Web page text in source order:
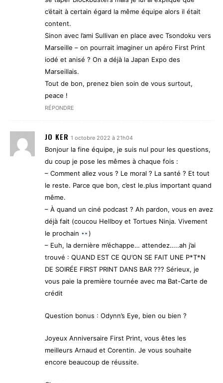
c’était à certain égard la même équipe alors il était
content.
Sinon avec l’ami Sullivan en place avec Tsondoku vers
Marseille – on pourrait imaginer un apéro First Print
iodé et anisé ? On a déjà la Japan Expo des
Marseillais.
Tout de bon, prenez bien soin de vous surtout,
peace !
RÉPONDRE
JO KER 1 octobre 2022 à 21h04
Bonjour la fine équipe, je suis nul pour les questions,
du coup je pose les mêmes à chaque fois :
– Comment allez vous ? Le moral ? La santé ? Et tout
le reste. Parce que bon, c’est le.plus important quand
même.
– À quand un ciné podcast ? Ah pardon, vous en avez
déjà fait (coucou Hellboy et Tortues Ninja. Vivement
le prochain
)
– Euh, la dernière m’échappe… attendez…..ah j’ai
trouvé : QUAND EST CE QU’ON SE FAIT UNE P*T*N
DE SOIRÉE FIRST PRINT DANS BAR ??? Sérieux, je
vous paie la première tournée avec ma Bat-Carte de
crédit
Question bonus : Odynn’s Eye, bien ou bien ?
Joyeux Anniversaire First Print, vous êtes les
meilleurs Arnaud et Corentin. Je vous souhaite
encore beaucoup de réussite.